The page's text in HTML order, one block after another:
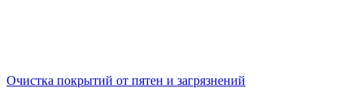
Очистка покрытий от пятен и загрязнений